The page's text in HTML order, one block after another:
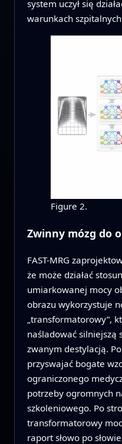
system uczył się
warunkach
Figure 2.
Zwinny mózg do
FAST-MRG
że może działać
umiarkowanej mocy
obrazu wykorzystuje
„transformatorowy”,
naśladować silniejszą
zwanym destylacją.
przyswajać bogate
ograniczonego
potrzeby ogromnych
szkoleniowego. Po
transformatorowy
raport słowo po